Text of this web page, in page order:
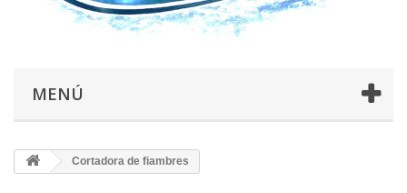
MENÚ
Cortadora de fiambres